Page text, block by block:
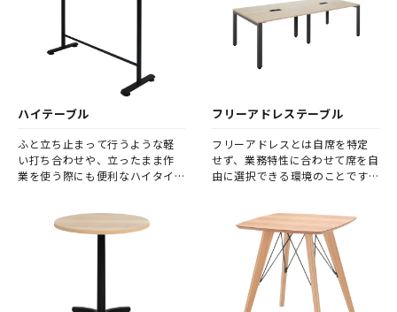
ハイテーブル
ふと立ち止まって行うような軽
い打ち合わせや、立ったまま作
業を使う際にも便利なハイタイ
フリーアドレステーブル
フリーアドレスとは自席を特定
せず、業務特性に合わせて席を自
由に選択できる環境のことです。
に対応可能なオフィスワーク環
境を実現します。 また、席を固
定しないことで、社員同士の着
席位置が都度変わり、より活発
なコミュニケーションが期待で
きます。